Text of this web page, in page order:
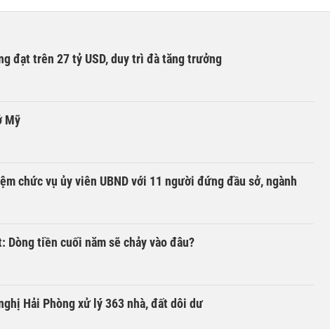
đạt trên 27 tỷ USD, duy trì đà tăng trưởng
Mỹ
chức vụ ủy viên UBND với 11 người đứng đầu sở, ngành
Dòng tiền cuối năm sẽ chảy vào đâu?
Hải Phòng xử lý 363 nhà, đất dôi dư